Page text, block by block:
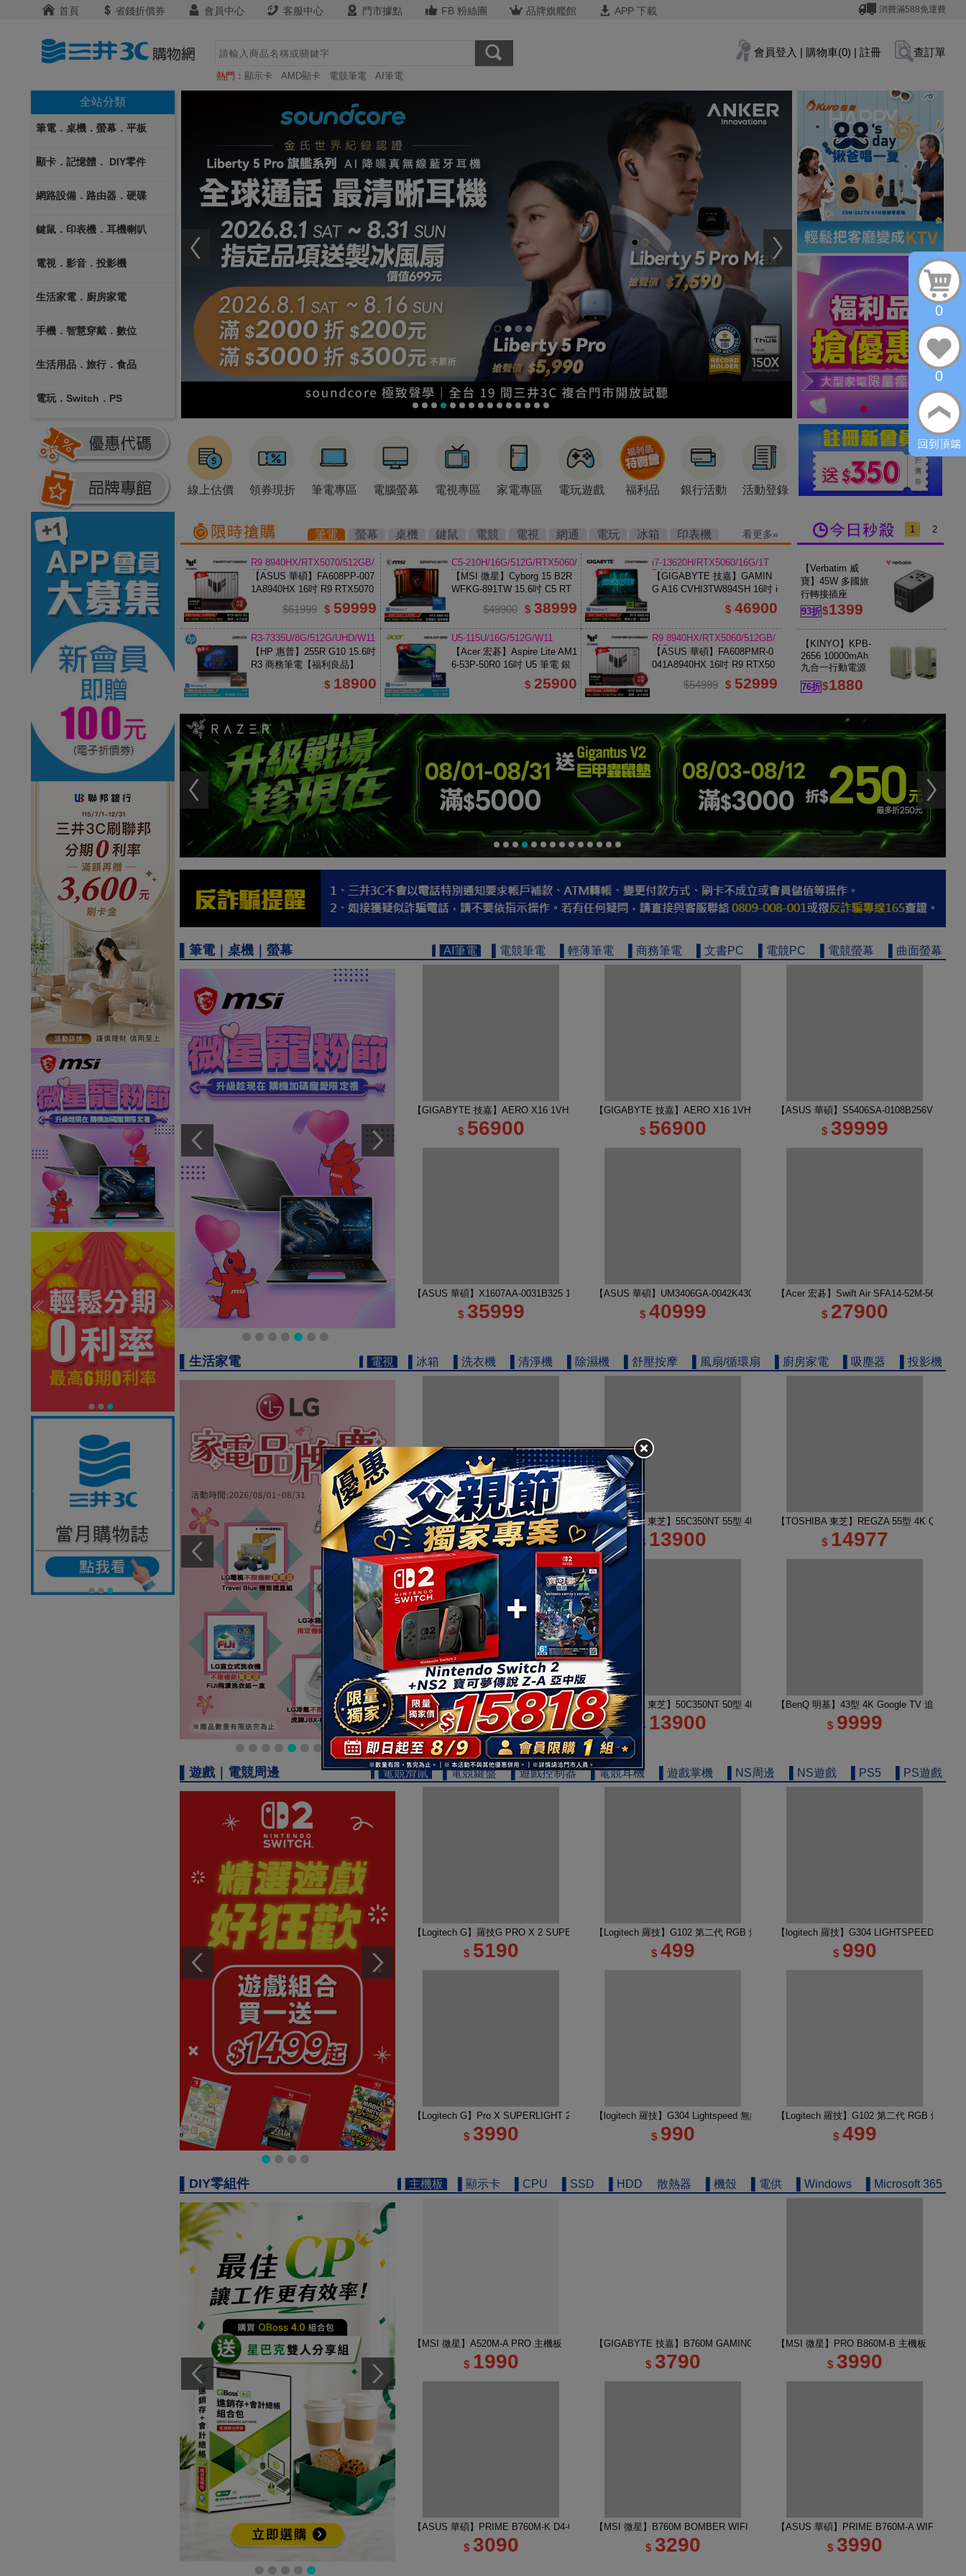
首頁 省錢折價券 會員中心 客服中心 門市據點 FB 粉絲團 品牌旗艦館 APP 下載 消費滿588免運費
會員登入 | 購物車(0) | 註冊 查訂單
全站分類
筆電．桌機．螢幕．平板
顯卡．記憶體． DIY零件
網路設備．路由器．硬碟
鍵鼠．印表機．耳機喇叭
電視．影音．投影機
生活家電．廚房家電
手機．智慧穿戴．數位
生活用品．旅行．食品
電玩．Switch．PS
熱門： 顯示卡 AMD顯卡 電競筆電 AI筆電
線上估價 領券現折 筆電專區 電腦螢幕 電視專區 家電專區 電玩遊戲 福利品 銀行活動 活動登錄
筆電 螢幕 桌機 鍵鼠 電競 電視 網通 電玩 冰箱 印表機 看更多
R9 8940HX/RTX5070/512GB/
16G
【ASUS 華碩】FA608PP-007
1A8940HX 16吋 R9 RTX5070
電競筆電
$61999 $ 59999
C5-210H/16G/512G/RTX5060/
W11
【MSI 微星】Cyborg 15 B2R
WFKG-891TW 15.6吋 C5 RT
X5060 電競筆電
$49900 $ 38999
i7-13620H/RTX5060/16G/1T
B/W11
【GIGABYTE 技嘉】GAMIN
G A16 CVHI3TW894SH 16吋 i
7 RTX5060 電競筆電 鋼鐵黑
$ 46900
R3-7335U/8G/512G/UHD/W11
【HP 惠普】255R G10 15.6吋
R3 商務筆電【福利良品】
$ 18900
U5-115U/16G/512G/W11
【Acer 宏碁】Aspire Lite AM1
6-53P-50R0 16吋 U5 筆電 銀
$ 25900
R9 8940HX/RTX5060/512GB/
16G
【ASUS 華碩】FA608PMR-0
041A8940HX 16吋 R9 RTX50
60 電競筆電
$54999 $ 52999
1 2
【Verbatim 威
寶】45W 多國旅
行轉接插座
93折$1399
【KINYO】KPB-
2656 10000mAh
九合一行動電源
綠色
76折$1880
▌筆電｜桌機｜螢幕 ▌AI筆電 ▌電競筆電 ▌輕薄筆電 ▌商務筆電 ▌文書PC ▌電競PC ▌電競螢幕 ▌曲面螢幕
【GIGABYTE 技嘉】AERO X16 1VH93TWC94AH 16吋 R7 RTX5060 AI電競筆電｜太空灰
$ 56900
【GIGABYTE 技嘉】AERO X16 1VH93TWC94DH 16吋 R7 RTX5060 AI電競筆電｜幻月
$ 56900
【ASUS 華碩】S5406SA-0108B256V 14吋
$ 39999
【ASUS 華碩】X1607AA-0031B325 16吋 U5 輕薄AI筆電
$ 35999
【ASUS 華碩】UM3406GA-0042K430H 14吋 R5 AI筆電 玉石黑
$ 40999
【Acer 宏碁】Swift Air SFA14-52M-56KA
$ 27900
▌生活家電 ▌電視 ▌冰箱 ▌洗衣機 ▌清淨機 ▌除濕機 ▌舒壓按摩 ▌風扇/循環扇 ▌廚房家電 ▌吸塵器 ▌投影機
【TOSHIBA 東芝】REGZA 50型 4K QLED Google TV 50M450NT液晶顯示器｜含壁掛安裝
$ 16900
【TOSHIBA 東芝】55C350NT 55型 4K Google TV 液晶顯示器｜含壁掛(固定式)+安裝
$ 13900
【TOSHIBA 東芝】REGZA 55型 4K QLED
$ 14977
【TOSHIBA 東芝】REGZA 65型 4K QLED Google TV 65M450NT液晶顯示器｜含壁掛安裝+架子
$ 19999
【TOSHIBA 東芝】50C350NT 50型 4K Google TV 液晶顯示器｜含基本安裝
$ 13900
【BenQ 明基】43型 4K Google TV 追劇護
$ 9999
▌遊戲｜電競周邊 ▌電競滑鼠 ▌電競鍵盤 ▌遊戲控制器 ▌電競耳機 ▌遊戲掌機 ▌NS周邊 ▌NS遊戲 ▌PS5 ▌PS遊戲
【Logitech G】羅技G PRO X 2 SUPERSTRIKE 無線類比遊戲滑鼠
$ 5190
【Logitech 羅技】G102 第二代 RGB 炫彩遊戲滑鼠 黑
$ 499
【logitech 羅技】G304 LIGHTSPEED 無線
$ 990
【Logitech G】Pro X SUPERLIGHT 2 DEX 無線輕量化遊戲滑鼠 黑色
$ 3990
【logitech 羅技】G304 Lightspeed 無線電競遊戲滑鼠 莫藍紫
$ 990
【Logitech 羅技】G102 第二代 RGB 炫彩遊
$ 499
▌DIY零組件 ▌主機板 ▌顯示卡 ▌CPU ▌SSD ▌HDD 散熱器 ▌機殼 ▌電供 ▌Windows ▌Microsoft 365
【MSI 微星】A520M-A PRO 主機板
$ 1990
【GIGABYTE 技嘉】B760M GAMING PLUS WIFI DDR4 主機板
$ 3790
【MSI 微星】PRO B860M-B 主機板
$ 3990
【ASUS 華碩】PRIME B760M-K D4-CSM 主機板
$ 3090
【MSI 微星】B760M BOMBER WIFI DDR5 INTEL主機板
$ 3290
【ASUS 華碩】PRIME B760M-A WIFI-CSM
$ 3990
0
0